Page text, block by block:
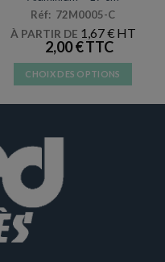
Réf: 72M0005-C
À PARTIR DE 1,67€
2,00€
CHOIX DES OPTIONS